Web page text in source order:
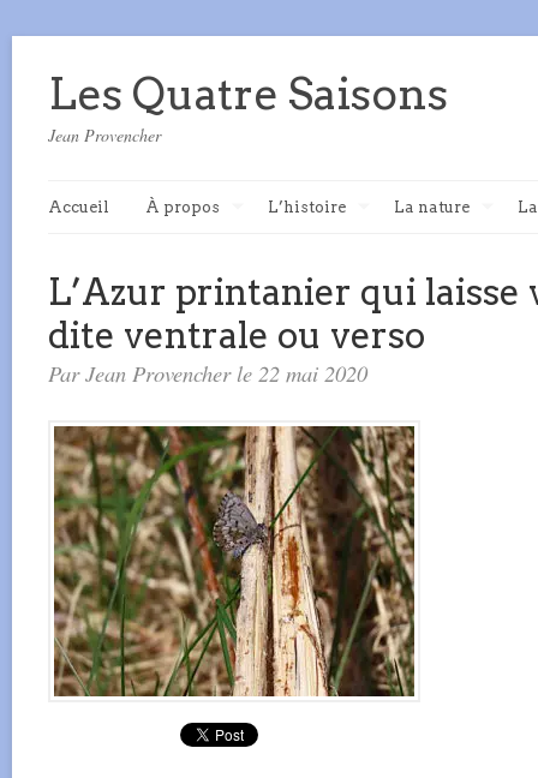
Les Quatre Saisons
Jean Provencher
Accueil À propos L’histoire La nature
L’Azur printanier qui laisse
dite ventrale ou verso
Par Jean Provencher le 22 mai 2020